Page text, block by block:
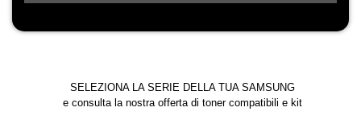
SELEZIONA LA SERIE DELLA TUA SAMSUNG
e consulta la nostra offerta di toner compatibili e kit